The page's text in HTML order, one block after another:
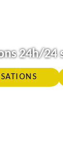
24h/24